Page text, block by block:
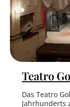
Teatro
Das Teatro
Jahrhunderts